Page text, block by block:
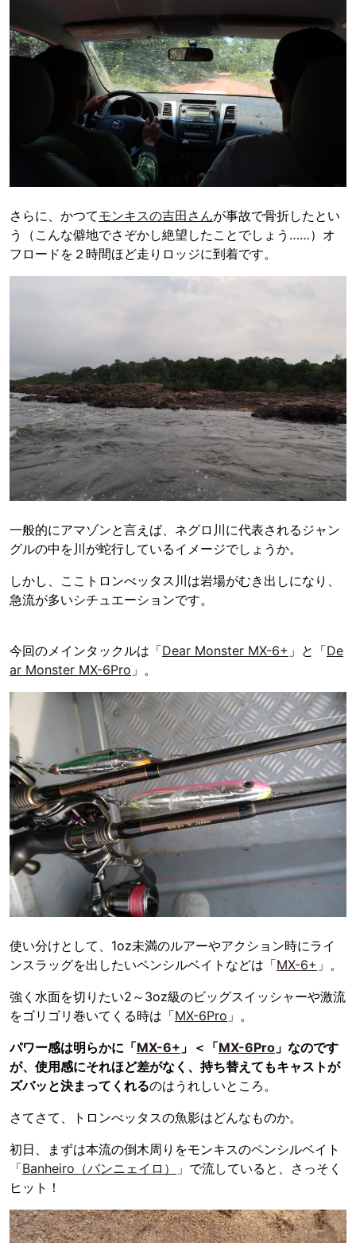
さらに、かつてモンキスの吉田さんが事故で骨折したとい
う（こんな僻地でさぞかし絶望したことでしょう……）オ
フロードを２時間ほど走りロッジに到着です。
一般的にアマゾンと言えば、ネグロ川に代表されるジャン
グルの中を川が蛇行しているイメージでしょうか。
しかし、ここトロンべッタス川は岩場がむき出しになり、
急流が多いシチュエーションです。
今回のメインタックルは「Dear Monster MX-6+ 」と「De
ar Monster MX-6Pro 」。
使い分けとして、1oz未満のルアーやアクション時にライ
ンスラッグを出したいペンシルベイトなどは「MX-6+ 」。
強く水面を切りたい2～3oz級のビッグスイッシャーや激流
をゴリゴリ巻いてくる時は「MX-6Pro 」。
パワー感は明らかに「MX-6+ 」＜「MX-6Pro 」なのです
が、使用感にそれほど差がなく、持ち替えてもキャストが
ズバッと決まってくれるのはうれしいところ。
さてさて、トロンべッタスの魚影はどんなものか。
初日、まずは本流の倒木周りをモンキスのペンシルベイト
「Banheiro（バンニェイロ）
」で流していると、さっそく
ヒット！